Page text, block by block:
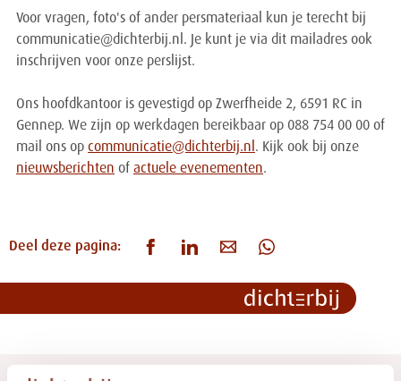
Voor vragen, foto's of ander persmateriaal kun je terecht bij
communicatie@dichterbij.nl. Je kunt je via dit mailadres ook
inschrijven voor onze perslijst.
Ons hoofdkantoor is gevestigd op Zwerfheide 2, 6591 RC in
Gennep. We zijn op werkdagen bereikbaar op 088 754 00 00 of
mail ons op communicatie@dichterbij.nl. Kijk ook bij onze
nieuwsberichten of actuele evenementen.
Deel deze pagina: